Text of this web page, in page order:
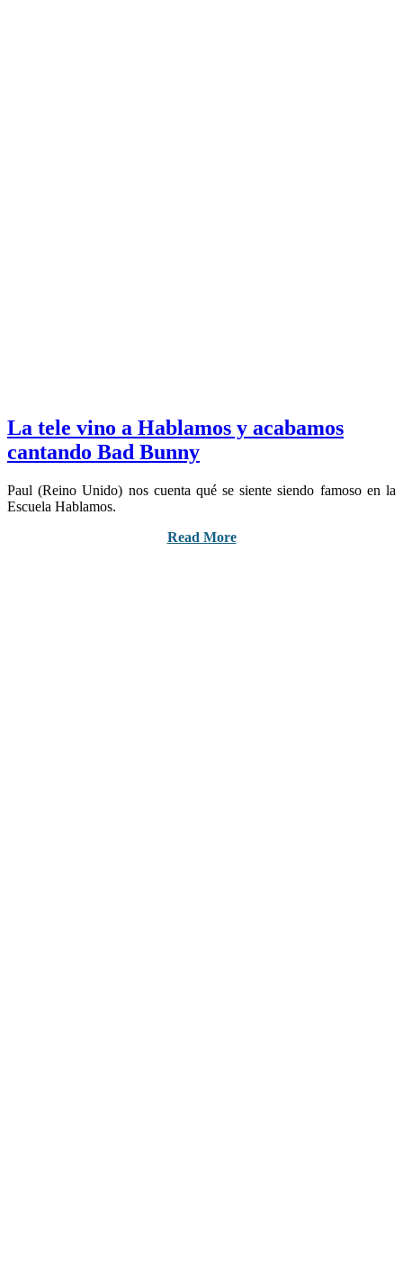
La tele vino a Hablamos y acabamos
cantando Bad Bunny
Paul (Reino Unido) nos cuenta qué se siente siendo famoso en la
Escuela Hablamos.
Read More